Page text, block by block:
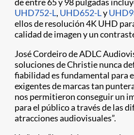
UHD752-L, UHD652-Ly
ellos de resolución 4K UHD
calidad de imagen y un
José Cordeiro de ADLC
soluciones de Christie nunca
fiabilidad es fundamental para
exigentes de marcas tan
nos permitieron conseguir un
para el público a través de las
atracciones audiovisuales”.